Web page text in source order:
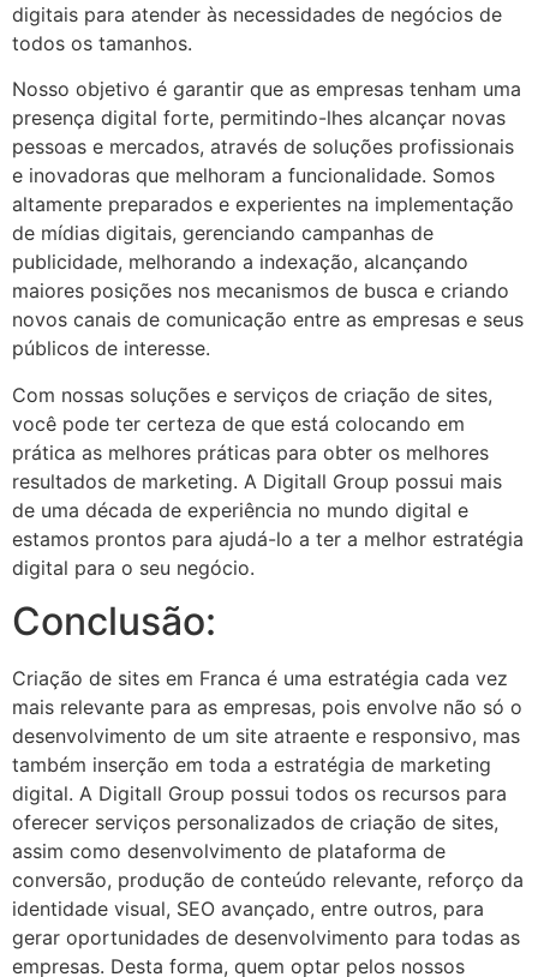
digitais para atender às necessidades de negócios de
todos os tamanhos.
Nosso objetivo é garantir que as empresas tenham uma
presença digital forte, permitindo-lhes alcançar novas
pessoas e mercados, através de soluções profissionais
e inovadoras que melhoram a funcionalidade. Somos
altamente preparados e experientes na implementação
de mídias digitais, gerenciando campanhas de
publicidade, melhorando a indexação, alcançando
maiores posições nos mecanismos de busca e criando
novos canais de comunicação entre as empresas e seus
públicos de interesse.
Com nossas soluções e serviços de criação de sites,
você pode ter certeza de que está colocando em
prática as melhores práticas para obter os melhores
resultados de marketing. A Digitall Group possui mais
de uma década de experiência no mundo digital e
estamos prontos para ajudá-lo a ter a melhor estratégia
digital para o seu negócio.
Conclusão:
Criação de sites em Franca é uma estratégia cada vez
mais relevante para as empresas, pois envolve não só o
desenvolvimento de um site atraente e responsivo, mas
também inserção em toda a estratégia de marketing
digital. A Digitall Group possui todos os recursos para
oferecer serviços personalizados de criação de sites,
assim como desenvolvimento de plataforma de
conversão, produção de conteúdo relevante, reforço da
identidade visual, SEO avançado, entre outros, para
gerar oportunidades de desenvolvimento para todas as
empresas. Desta forma, quem optar pelos nossos